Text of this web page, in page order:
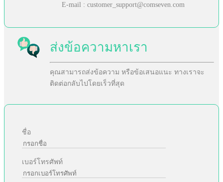
E-mail : customer_support@comseven.com
ส่งข้อความหาเรา
คุณสามารถส่งข้อความ หรือข้อเสนอแนะ ทางเราจะ
ติดต่อกลับไปโดยเร็วที่สุด
ชื่อ
เบอร์โทรศัพท์